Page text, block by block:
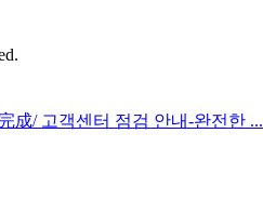
成/ 고객센터 점검 안내-완전한 ...